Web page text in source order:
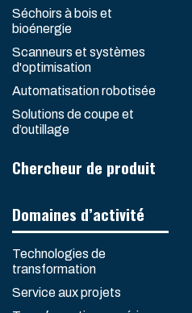
Séchoirs à bois et
bioénergie
Scanneurs et systèmes
d'optimisation
Automatisation robotisée
Solutions de coupe et
d’outillage
Chercheur de produit
Domaines d’activité
Technologies de
transformation
Service aux projets